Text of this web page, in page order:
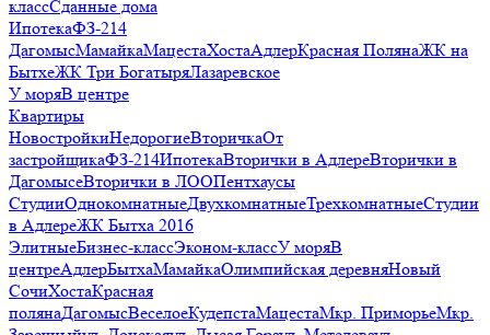
классСданные дома
ИпотекаФЗ-214
ДагомысМамайкаМацестаХостаАдлерКрасная ПолянаЖК на
БытхеЖК Три БогатыряЛазаревское
У моряВ центре
Квартиры
НовостройкиНедорогиеВторичкаОт
застройщикаФЗ-214ИпотекаВторички в АдлереВторички в
ДагомысеВторички в ЛООПентхаусы
СтудииОднокомнатныеДвухкомнатныеТрехкомнатныеСтудии
в АдлереЖК Бытха 2016
ЭлитныеБизнес-классЭконом-классУ моряВ
центреАдлерБытхаМамайкаОлимпийская деревняНовый
СочиХостаКрасная
полянаДагомысВеселоеКудепстаМацестаМкр. ПриморьеМкр.